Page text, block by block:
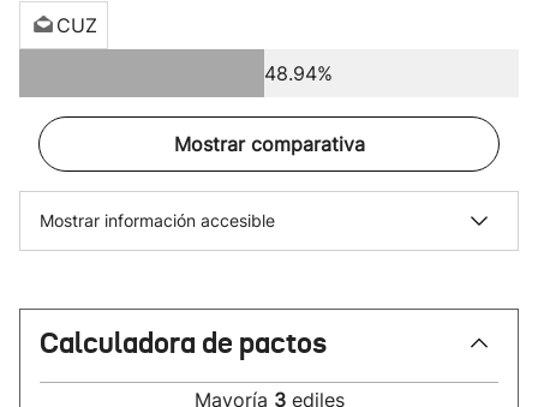
CUZ
48.94%
Mostrar comparativa
Mostrar información accesible
Calculadora de pactos
Mayoría 3 ediles